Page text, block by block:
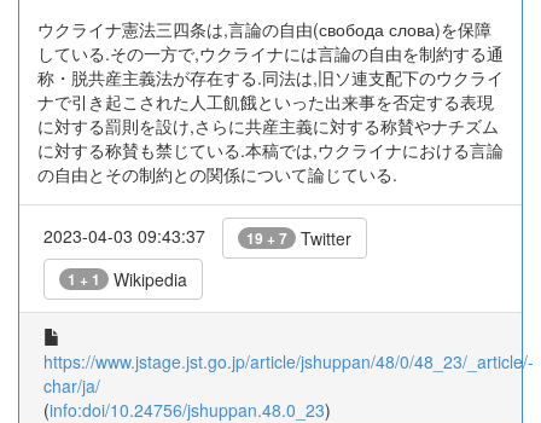
ウクライナ憲法三四条は,言論の自由(свобода слова)を保障
している.その一方で,ウクライナには言論の自由を制約する通
称・脱共産主義法が存在する.同法は,旧ソ連支配下のウクライ
ナで引き起こされた人工飢餓といった出来事を否定する表現
に対する罰則を設け,さらに共産主義に対する称賛やナチズム
に対する称賛も禁じている.本稿では,ウクライナにおける言論
の自由とその制約との関係について論じている.
2023-04-03 09:43:37 19 + 7 Twitter
1 + 1 Wikipedia
https://www.jstage.jst.go.jp/article/jshuppan/48/0/48_23/_article/-
char/ja/
(info:doi/10.24756/jshuppan.48.0_23)